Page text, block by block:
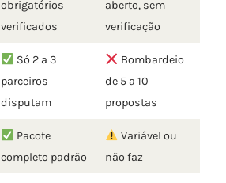
obrigatórios
verificados
aberto, sem
verificação
Só 2 a 3
parceiros
disputam
Bombardeio
de 5 a 10
propostas
Pacote
completo padrão
Variável ou
não faz